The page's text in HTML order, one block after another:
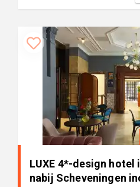
LUXE 4*-design hotel
nabij Scheveningen